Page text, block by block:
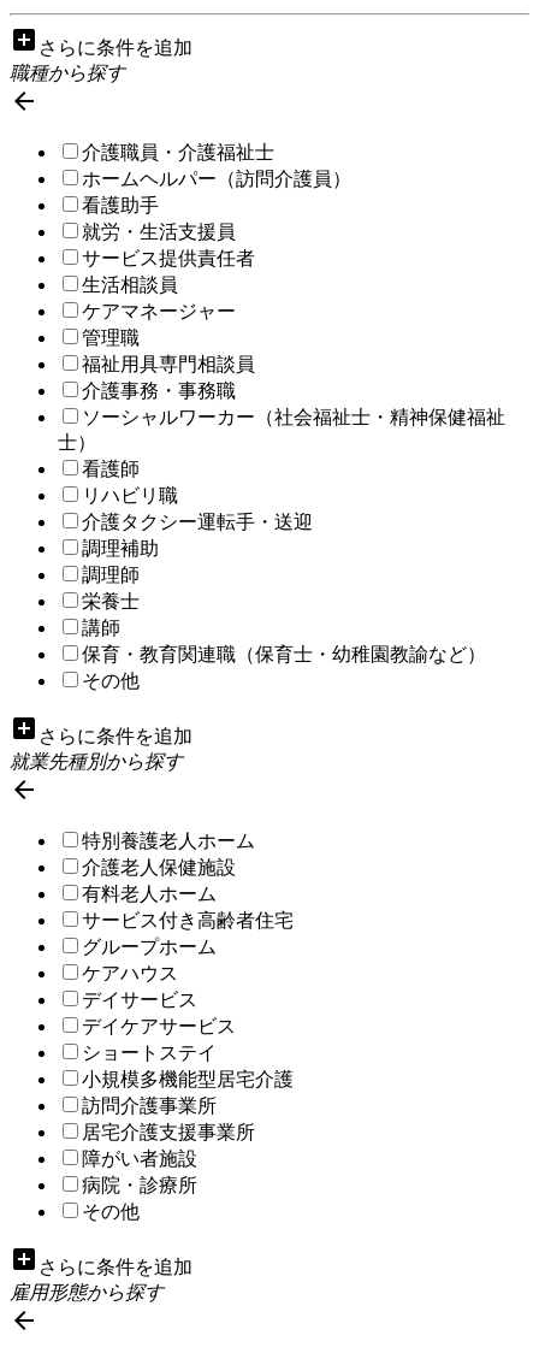
add_box さらに条件を追加
職種から探す

介護職員・介護福祉士
ホームヘルパー（訪問介護員）
看護助手
就労・生活支援員
サービス提供責任者
生活相談員
ケアマネージャー
管理職
福祉用具専門相談員
介護事務・事務職
ソーシャルワーカー（社会福祉士・精神保健福祉
士）
看護師
リハビリ職
介護タクシー運転手・送迎
調理補助
調理師
栄養士
講師
保育・教育関連職（保育士・幼稚園教諭など）
その他
add_box さらに条件を追加
就業先種別から探す

特別養護老人ホーム
介護老人保健施設
有料老人ホーム
サービス付き高齢者住宅
グループホーム
ケアハウス
デイサービス
デイケアサービス
ショートステイ
小規模多機能型居宅介護
訪問介護事業所
居宅介護支援事業所
障がい者施設
病院・診療所
その他
add_box さらに条件を追加
雇用形態から探す
